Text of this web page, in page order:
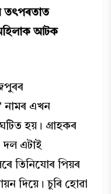
তৎপৰতাত
আটক
নামৰ এখন
হয়। গ্ৰাহকৰ
দল এটাই
তিনিযোৰ পিয়ৰ
দিয়ে। চুৰি হোৱা